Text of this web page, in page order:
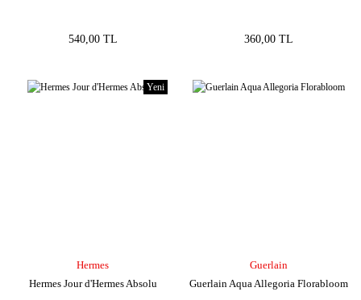
540,00 TL 360,00 TL
Yeni
Hermes
Hermes Jour d'Hermes Absolu
Guerlain
Guerlain Aqua Allegoria Florabloom